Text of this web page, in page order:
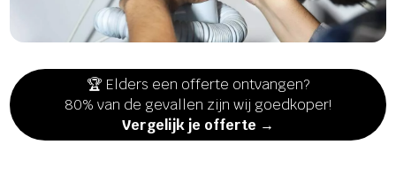
🏆 Elders een offerte ontvangen?
80% van de gevallen zijn wij goedkoper!
Vergelijk je offerte →